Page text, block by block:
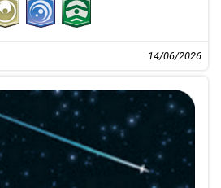
14/06/2026